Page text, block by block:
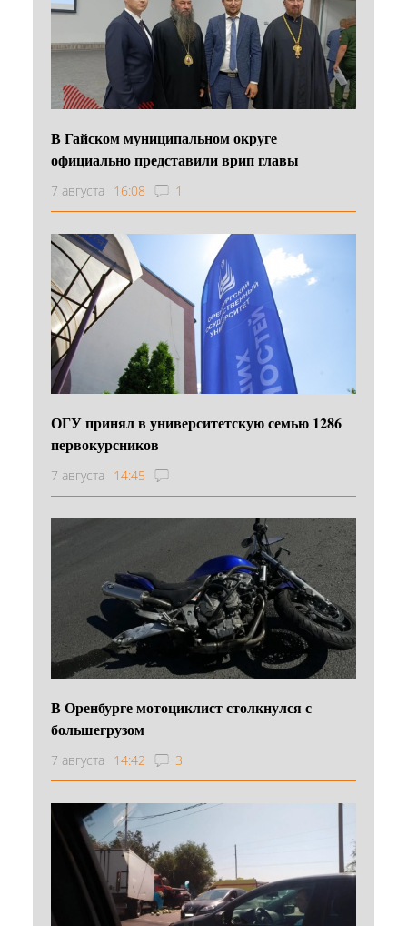
В Гайском муниципальном округе
официально представили врип главы
7 августа 16:08 1
ОГУ принял в университетскую семью 1286
первокурсников
7 августа 14:45
В Оренбурге мотоциклист столкнулся с
большегрузом
7 августа 14:42 3